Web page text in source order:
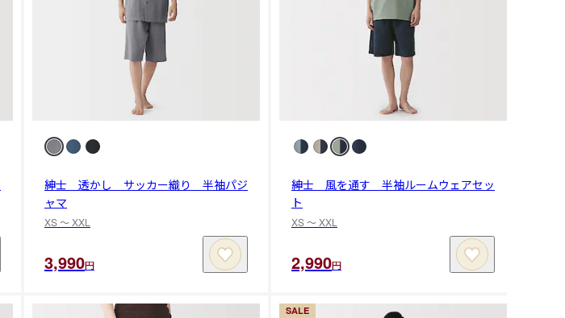
紳士 透かし サッカー織り 半袖パジ
ャマ
XS 〜 XXL
3,990円
紳士 風を通す 半袖ルームウェアセッ
ト
XS 〜 XXL
2,990円
SALE